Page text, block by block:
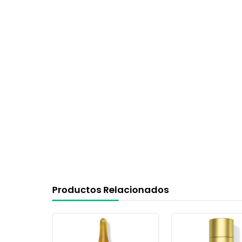
Productos Relacionados